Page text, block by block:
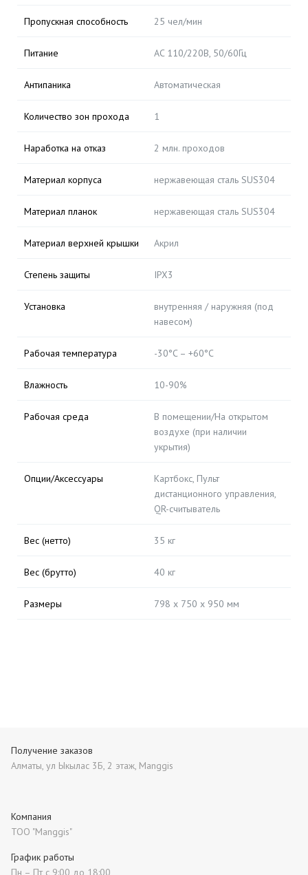
Пропускная способность 25 чел/мин
Питание AC 110/220В, 50/60Гц
Антипаника Автоматическая
Количество зон прохода 1
Наработка на отказ 2 млн. проходов
Материал корпуса нержавеющая сталь SUS304
Материал планок нержавеющая сталь SUS304
Материал верхней крышки Акрил
Степень защиты IPX3
Установка
внутренняя / наружняя (под
навесом)
Рабочая температура -30°C – +60°C
Влажность 10-90%
Рабочая среда
В помещении/На открытом
воздухе (при наличии
укрытия)
Опции/Аксессуары
Картбокс, Пульт
дистанционного управления,
QR-считыватель
Вес (нетто) 35 кг
Вес (брутто) 40 кг
Размеры 798 х 750 х 950 мм
Получение заказов
Алматы, ул Ыкылас 3Б, 2 этаж, Manggis
Компания
ТОО "Manggis"
График работы
Пн – Пт с 9:00 до 18:00